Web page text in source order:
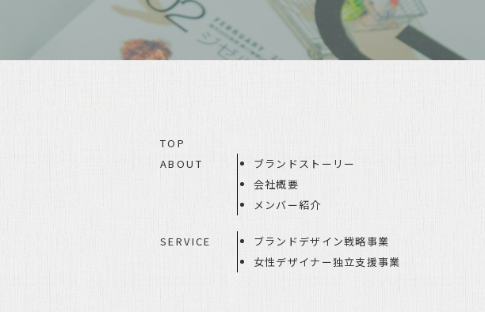
TOP
ABOUT
ブランドストーリー
会社概要
メンバー紹介
SERVICE
ブランドデザイン戦略事業
女性デザイナー独立支援事業